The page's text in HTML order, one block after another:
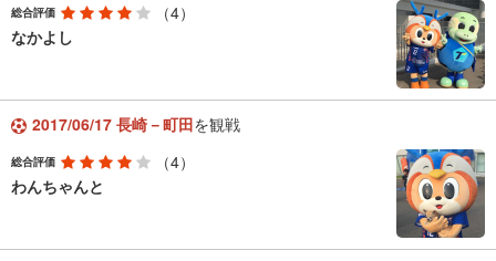
総合評価
（4）
なかよし
2017/06/17 長崎－町田を観戦
総合評価
（4）
わんちゃんと